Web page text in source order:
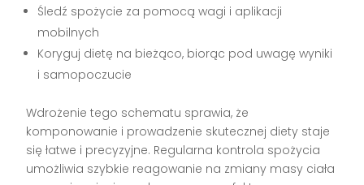
Śledź spożycie za pomocą wagi i aplikacji
mobilnych
Koryguj dietę na bieżąco, biorąc pod uwagę wyniki
i samopoczucie
Wdrożenie tego schematu sprawia, że
komponowanie i prowadzenie skutecznej diety staje
się łatwe i precyzyjne. Regularna kontrola spożycia
umożliwia szybkie reagowanie na zmiany masy ciała